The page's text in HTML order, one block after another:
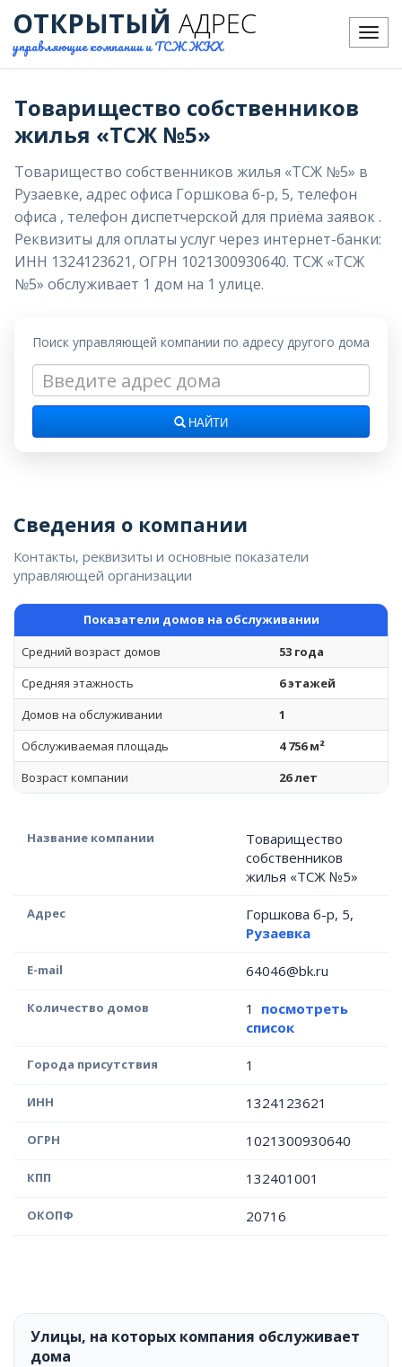
Меню
ОТКРЫТЫЙ АДРЕС
управляющие компании и ТСЖ ЖКХ
Товарищество собственников
жилья «ТСЖ №5»
Товарищество собственников жилья «ТСЖ №5» в
Рузаевке, адрес офиса Горшкова б-р, 5, телефон
офиса , телефон диспетчерской для приёма заявок .
Реквизиты для оплаты услуг через интернет-банки:
ИНН 1324123621, ОГРН 1021300930640. ТСЖ «ТСЖ
№5» обслуживает 1 дом на 1 улице.
Поиск управляющей компании по адресу другого дома
НАЙТИ
Сведения о компании
Контакты, реквизиты и основные показатели
управляющей организации
Показатели домов на обслуживании
Средний возраст домов
53 года
Средняя этажность
6 этажей
Домов на обслуживании
1
Обслуживаемая площадь
4 756 м²
Возраст компании
26 лет
Название компании
Товарищество
собственников
жилья «ТСЖ №5»
Адрес
Горшкова б-р, 5,
Рузаевка
E-mail 64046@bk.ru
Количество домов 1 посмотреть
список
Города присутствия 1
ИНН 1324123621
ОГРН 1021300930640
КПП 132401001
ОКОПФ 20716
Улицы, на которых компания обслуживает
дома